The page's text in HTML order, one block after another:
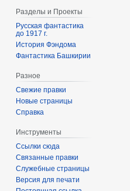
Разделы и Проекты
Русская фантастика
до 1917 г.
История Фэндома
Фантастика Башкирии
Разное
Свежие правки
Новые страницы
Справка
Инструменты
Ссылки сюда
Связанные правки
Служебные страницы
Версия для печати